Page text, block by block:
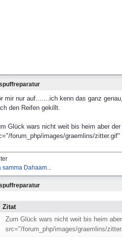
mir nur auf.......ich kenn das ganz
den Reifen gekillt.
Glück wars nicht weit bis heim aber
forum_php/images/graemlins/
samma Dahaam...
Zitat
Zum Glück wars nicht weit bis heim
src="/forum_php/images/graemlins/